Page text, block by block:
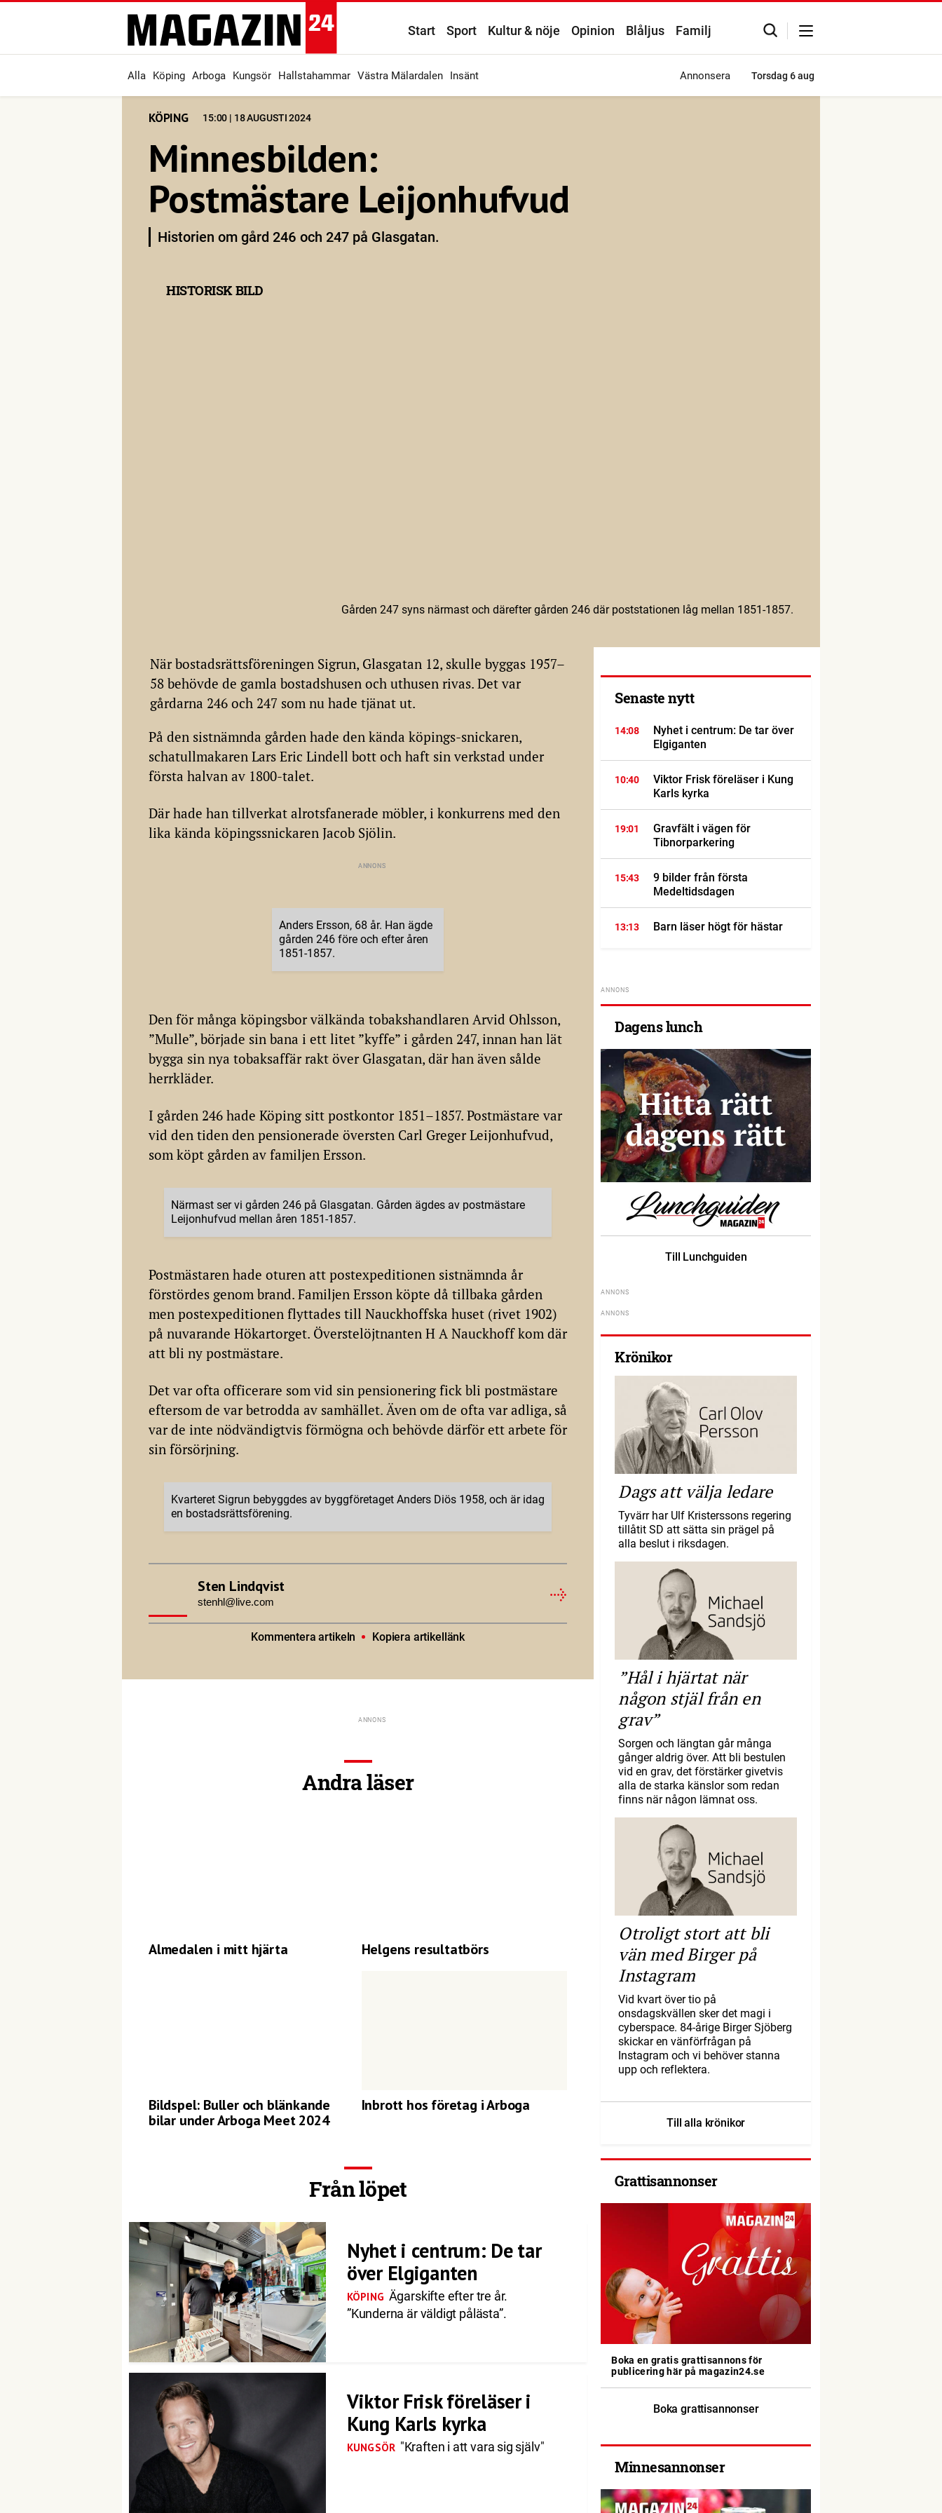
Start Sport Kultur & nöje Opinion Blåljus Familj
Alla Köping Arboga Kungsör Hallstahammar Västra Mälardalen Insänt Annonsera Torsdag 6 aug
KÖPING 15:00 | 18 AUGUSTI 2024
Minnesbilden:
Postmästare Leijonhufvud
Historien om gård 246 och 247 på Glasgatan.
HISTORISK BILD
Gården 247 syns närmast och därefter gården 246 där poststationen låg mellan 1851-1857.
När bostadsrättsföreningen Sigrun, Glasgatan 12, skulle byggas 1957–
58 behövde de gamla bostadshusen och uthusen rivas. Det var
gårdarna 246 och 247 som nu hade tjänat ut.
På den sistnämnda gården hade den kända köpings-snickaren,
schatullmakaren Lars Eric Lindell bott och haft sin verkstad under
första halvan av 1800-talet.
Där hade han tillverkat alrotsfanerade möbler, i konkurrens med den
lika kända köpingssnickaren Jacob Sjölin.
Anders Ersson, 68 år. Han ägde
gården 246 före och efter åren
1851-1857.
Den för många köpingsbor välkända tobakshandlaren Arvid Ohlsson,
”Mulle”, började sin bana i ett litet ”kyffe” i gården 247, innan han lät
bygga sin nya tobaksaffär rakt över Glasgatan, där han även sålde
herrkläder.
I gården 246 hade Köping sitt postkontor 1851–1857. Postmästare var
vid den tiden den pensionerade översten Carl Greger Leijonhufvud,
som köpt gården av familjen Ersson.
Närmast ser vi gården 246 på Glasgatan. Gården ägdes av postmästare
Leijonhufvud mellan åren 1851-1857.
Postmästaren hade oturen att postexpeditionen sistnämnda år
förstördes genom brand. Familjen Ersson köpte då tillbaka gården
men postexpeditionen flyttades till Nauckhoffska huset (rivet 1902)
på nuvarande Hökartorget. Överstelöjtnanten H A Nauckhoff kom där
att bli ny postmästare.
Det var ofta officerare som vid sin pensionering fick bli postmästare
eftersom de var betrodda av samhället. Även om de ofta var adliga, så
var de inte nödvändigtvis förmögna och behövde därför ett arbete för
sin försörjning.
Kvarteret Sigrun bebyggdes av byggföretaget Anders Diös 1958, och är idag
en bostadsrättsförening.
Sten Lindqvist
stenhl@live.com
Kommentera artikeln Kopiera artikellänk
Andra läser
Almedalen i mitt hjärta Helgens resultatbörs
Bildspel: Buller och blänkande
bilar under Arboga Meet 2024
Inbrott hos företag i Arboga
Från löpet
Nyhet i centrum: De tar
över Elgiganten
KÖPING Ägarskifte efter tre år.
”Kunderna är väldigt pålästa”.
Viktor Frisk föreläser i
Kung Karls kyrka
KUNGSÖR "Kraften i att vara sig själv"
Senaste nytt
14:08
Nyhet i centrum: De tar över
Elgiganten
10:40
Viktor Frisk föreläser i Kung
Karls kyrka
19:01
Gravfält i vägen för
Tibnorparkering
15:43
9 bilder från första
Medeltidsdagen
13:13 Barn läser högt för hästar
Dagens lunch
Till Lunchguiden
Krönikor
Dags att välja ledare
Tyvärr har Ulf Kristerssons regering
tillåtit SD att sätta sin prägel på
alla beslut i riksdagen.
”Hål i hjärtat när
någon stjäl från en
grav”
Sorgen och längtan går många
gånger aldrig över. Att bli bestulen
vid en grav, det förstärker givetvis
alla de starka känslor som redan
finns när någon lämnat oss.
Otroligt stort att bli
vän med Birger på
Instagram
Vid kvart över tio på
onsdagskvällen sker det magi i
cyberspace. 84-årige Birger Sjöberg
skickar en vänförfrågan på
Instagram och vi behöver stanna
upp och reflektera.
Till alla krönikor
Grattisannonser
Boka en gratis grattisannons för
publicering här på magazin24.se
Boka grattisannonser
Minnesannonser